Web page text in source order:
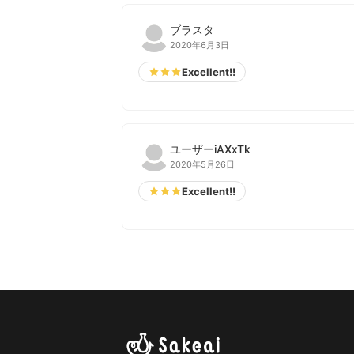
ブラスタ
2020年6月3日
Excellent!!
ユーザーiAXxTk
2020年5月26日
Excellent!!